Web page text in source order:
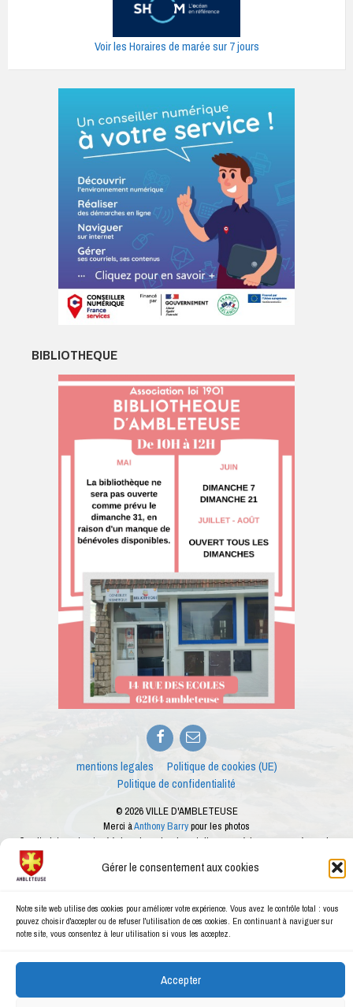
Gérer le consentement aux cookies
Notre site web utilise des cookies pour améliorer votre expérience. Vous avez le contrôle total : vous
pouvez choisir d'accepter ou de refuser l'utilisation de ces cookies. En continuant à naviguer sur
notre site, vous consentez à leur utilisation si vous les acceptez.
Accepter
Voir les Horaires de marée sur 7 jours
BIBLIOTHEQUE
Facebook
E-
mail
mentions legales
Politique de cookies (UE)
Politique de confidentialité
© 2026 VILLE D'AMBLETEUSE
Merci àAnthony Barrypour les photos
Ce site internet est créé dans le cadre des ateliers numériques proposés par le